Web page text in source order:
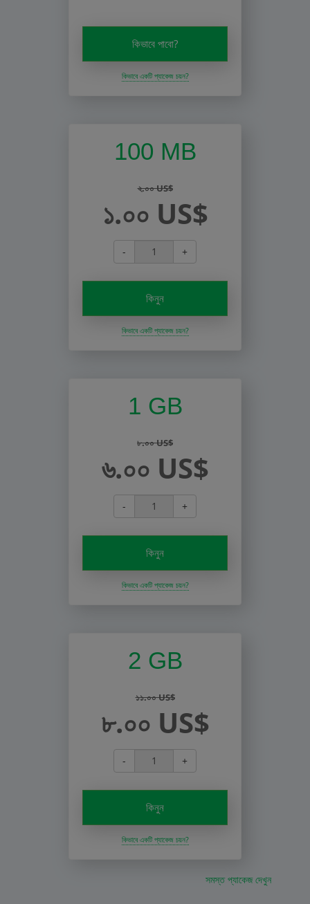
কিভাবে পাবো?
কিভাবে একটি প্যাকেজ চয়ন?
100 MB
২.০০ US$
১.০০ US$
- +
কিনুন
কিভাবে একটি প্যাকেজ চয়ন?
1 GB
৮.০০ US$
৬.০০ US$
- +
কিনুন
কিভাবে একটি প্যাকেজ চয়ন?
2 GB
১১.০০ US$
৮.০০ US$
- +
কিনুন
কিভাবে একটি প্যাকেজ চয়ন?
সমস্ত প্যাকেজ দেখুন